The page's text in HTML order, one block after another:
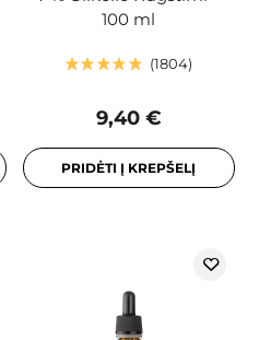
100 ml
1804
9,40 €
PRIDĖTI Į KREPŠELĮ